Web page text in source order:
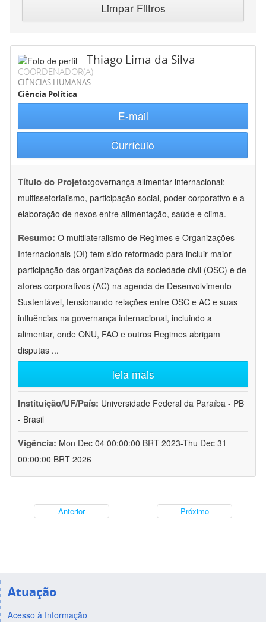
Limpar Filtros
Thiago Lima da Silva
COORDENADOR(A)
CIÊNCIAS HUMANAS
Ciência Política
E-mail
Currículo
Título do Projeto:governança alimentar internacional:
multissetorialismo, participação social, poder corporativo e a
elaboração de nexos entre alimentação, saúde e clima.
Resumo: O multilateralismo de Regimes e Organizações
Internacionais (OI) tem sido reformado para incluir maior
participação das organizações da sociedade civil (OSC) e de
atores corporativos (AC) na agenda de Desenvolvimento
Sustentável, tensionando relações entre OSC e AC e suas
influências na governança internacional, incluindo a
alimentar, onde ONU, FAO e outros Regimes abrigam
disputas ...
leia mais
Instituição/UF/País: Universidade Federal da Paraíba - PB
- Brasil
Vigência: Mon Dec 04 00:00:00 BRT 2023-Thu Dec 31
00:00:00 BRT 2026
Anterior Próximo
Atuação
Acesso à Informação